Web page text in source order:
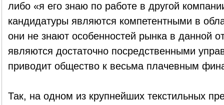
либо «я его знаю по работе в другой
кандидатуры являются компетентными в
они не знают особенностей рынка в данной
являются достаточно посредственными
приводит общество к весьма плачевным
Так, на одном из крупнейших текстильных